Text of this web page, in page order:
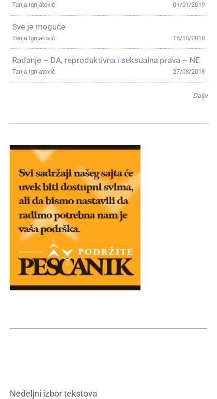
01/01/2019
Tanja Ignjatović
Sve je moguće
15/10/2018
Tanja Ignjatović
Rađanje – DA, reproduktivna i seksualna prava – NE
27/08/2018
Tanja Ignjatović
Dalje
Nedeljni izbor tekstova